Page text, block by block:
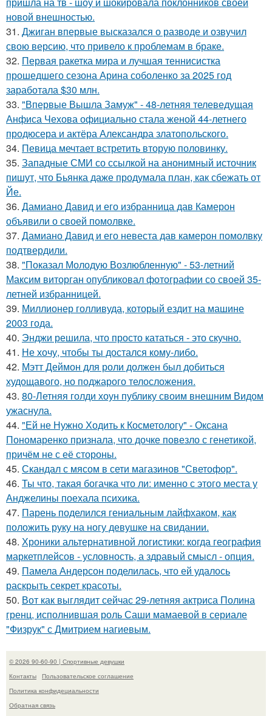
новой внешностью.
31. Джиган впервые высказался о разводе и озвучил
свою версию, что привело к проблемам в браке.
32. Первая ракетка мира и лучшая теннисистка
прошедшего сезона Арина соболенко за 2025 год
заработала $30 млн.
33. "Впервые Вышла Замуж" - 48-летняя телеведущая
Анфиса Чехова официально стала женой 44-летнего
продюсера и актёра Александра златопольского.
34. Певица мечтает встретить вторую половинку.
35. Западные СМИ со ссылкой на анонимный источник
пишут, что Бьянка даже продумала план, как сбежать от
Йе.
36. Дамиано Давид и его избранница дав Камерон
объявили о своей помолвке.
37. Дамиано Давид и его невеста дав камерон помолвку
подтвердили.
38. "Показал Молодую Возлюбленную" - 53-летний
Максим виторган опубликовал фотографии со своей 35-
летней избранницей.
39. Миллионер голливуда, который ездит на машине
2003 года.
40. Энджи решила, что просто кататься - это скучно.
41. Не хочу, чтобы ты достался кому-либо.
42. Мэтт Деймон для роли должен был добиться
худощавого, но поджарого телосложения.
43. 80-Летняя голди хоун публику своим внешним Видом
ужаснула.
44. "Ей не Нужно Ходить к Косметологу" - Оксана
Пономаренко признала, что дочке повезло с генетикой,
причём не с её стороны.
45. Скандал с мясом в сети магазинов "Светофор".
46. Ты что, такая богачка что ли: именно с этого места у
Анджелины поехала психика.
47. Парень поделился гениальным лайфхаком, как
положить руку на ногу девушке на свидании.
48. Хроники альтернативной логистики: когда география
маркетплейсов - условность, а здравый смысл - опция.
49. Памела Андерсон поделилась, что ей удалось
раскрыть секрет красоты.
50. Вот как выглядит сейчас 29-летняя актриса Полина
гренц, исполнившая роль Саши мамаевой в сериале
"Физрук" с Дмитрием нагиевым.
© 2026 90-60-90 | Спортивные девушки
Контакты
Пользовательское соглашение
Политика конфидециальности
Обратная связь